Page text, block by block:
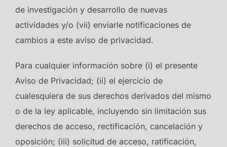
de investigación y desarrollo de nuevas
actividades y/o (vii) enviarle notificaciones de
cambios a este aviso de privacidad.
Para cualquier información sobre (i) el presente
Aviso de Privacidad; (ii) el ejercicio de
cualesquiera de sus derechos derivados del mismo
o de la ley aplicable, incluyendo sin limitación sus
derechos de acceso, rectificación, cancelación y
oposición; (iii) solicitud de acceso, ratificación,